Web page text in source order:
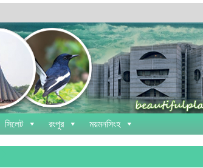
সিলেট রংপুর ময়মনসিংহ